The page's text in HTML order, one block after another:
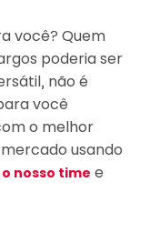
você? Quem
poderia ser
não é
você
o melhor
usando
nosso time e